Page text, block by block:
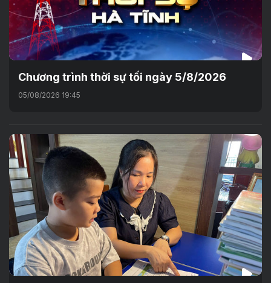
Chương trình thời sự tối ngày 5/8/2026
05/08/2026 19:45